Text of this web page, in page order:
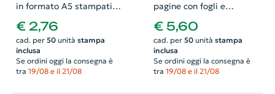
in formato A5 stampati
fronte in quadricromia e
incollati
€ 2,76
cad. per 50unità stampa
inclusa
Se ordini oggi la consegna è
tra 19/08 e il 21/08
pagine con fogli e
Copertina personalizzati
€ 5,60
cad. per 50unità stampa
inclusa
Se ordini oggi la consegna è
tra 19/08 e il 21/08